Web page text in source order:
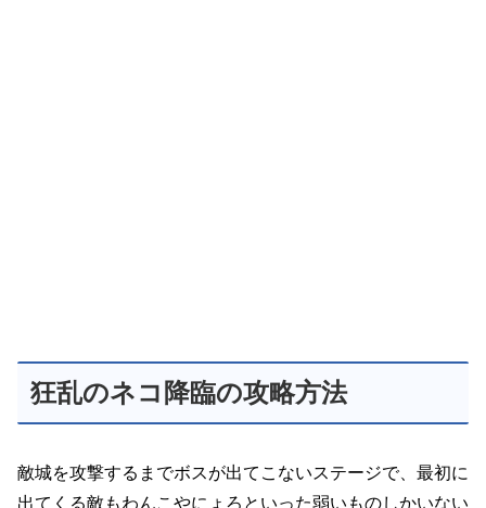
狂乱のネコ降臨の攻略方法
敵城を攻撃するまでボスが出てこないステージで、最初に
出てくる敵もわんこやにょろといった弱いものしかいない